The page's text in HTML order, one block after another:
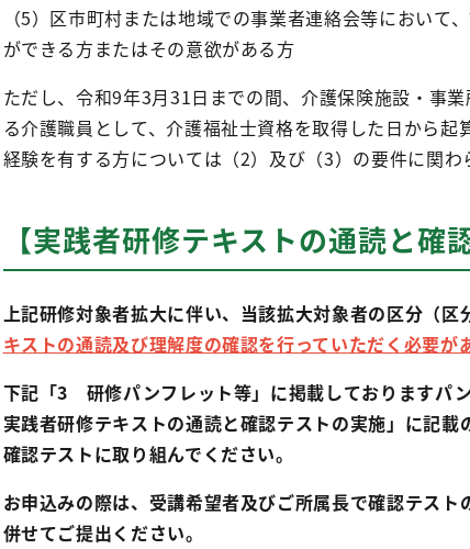
（5）区市町村または地域での事業者連絡会等において
ができる方またはその意欲がある方
ただし、令和9年3月31日までの間、介護保険施設・事
る介護職員として、介護福祉士資格を取得した日から
経験を有する方については（2）及び（3）の要件に関わ
【実践者研修テキストの通読と確
上記研修対象者拡大に伴い、当該拡大対象者の区分（区
キストの通読及び理解度の確認を行っていただく必要が
下記「3 研修パンフレット等」に掲載しておりますパ
実践者研修テキストの通読と確認テストの実施」に記
確認テストに取り組んでください。
お申込みの際は、受講希望者及びご所属長で確認テス
併せてご提出ください。